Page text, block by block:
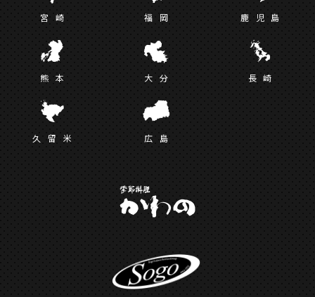
宮 崎 福 岡 鹿児 島
熊 本 大 分 長崎
久留 米 広 島